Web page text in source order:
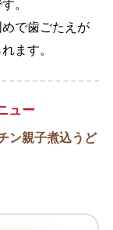
。
で歯ごたえが
ます。
ュー
ン親子煮込うど